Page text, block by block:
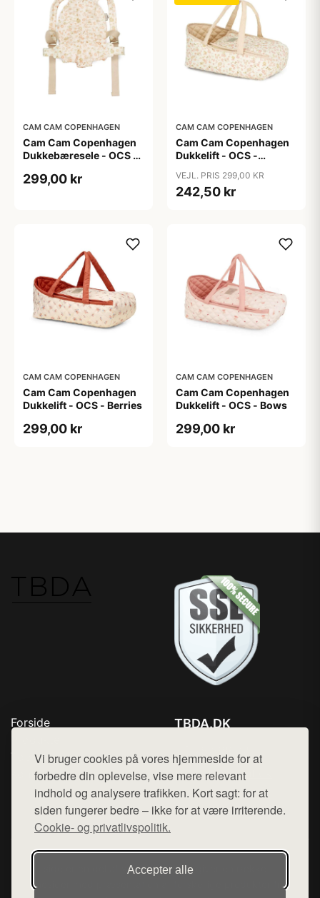
Vi bruger cookies på vores hjemmeside for at
forbedre din oplevelse, vise mere relevant
indhold og analysere trafikken. Kort sagt: for at
siden fungerer bedre – ikke for at være irriterende.
Cookie- og privatlivspolitik.
Accepter alle
CAM CAM COPENHAGEN
Cam Cam Copenhagen
Dukkebæresele - OCS -
299,00 kr
CAM CAM COPENHAGEN
Cam Cam Copenhagen
Dukkelift - OCS -
VEJL. PRIS 299,00 KR
242,50 kr
CAM CAM COPENHAGEN
Cam Cam Copenhagen
Dukkelift - OCS - Berries
299,00 kr
CAM CAM COPENHAGEN
Cam Cam Copenhagen
Dukkelift - OCS - Bows
299,00 kr
Forside
Top Rabatter
Kontakt
TBDA.DK
Mail: hej@want.dk
Cookie- og privatlivspolitik
Denne side er en del af want.dk, der udgiver en række
hjemmesider med præsentation af forskellige produkter fra